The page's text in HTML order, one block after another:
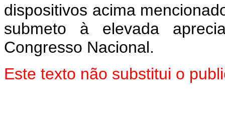
dispositivos acima
submeto à elevada
Congresso Nacional.
Este texto não substitui o